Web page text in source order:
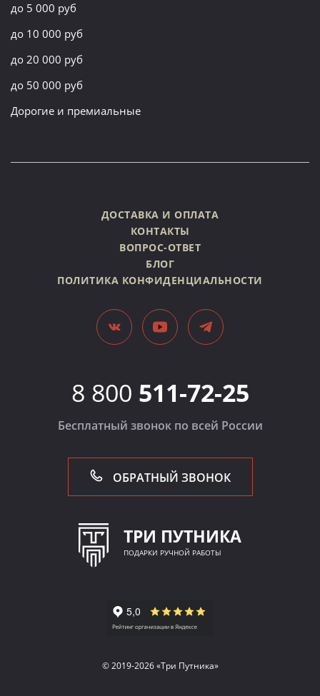
до 5 000 руб
до 10 000 руб
до 20 000 руб
до 50 000 руб
Дорогие и премиальные
ДОСТАВКА И ОПЛАТА
КОНТАКТЫ
ВОПРОС-ОТВЕТ
БЛОГ
ПОЛИТИКА КОНФИДЕНЦИАЛЬНОСТИ
8 800 511-72-25
Бесплатный звонок по всей России
ОБРАТНЫЙ ЗВОНОК
ТРИ ПУТНИКА
ПОДАРКИ РУЧНОЙ РАБОТЫ
© 2019-2026 «Три Путника»